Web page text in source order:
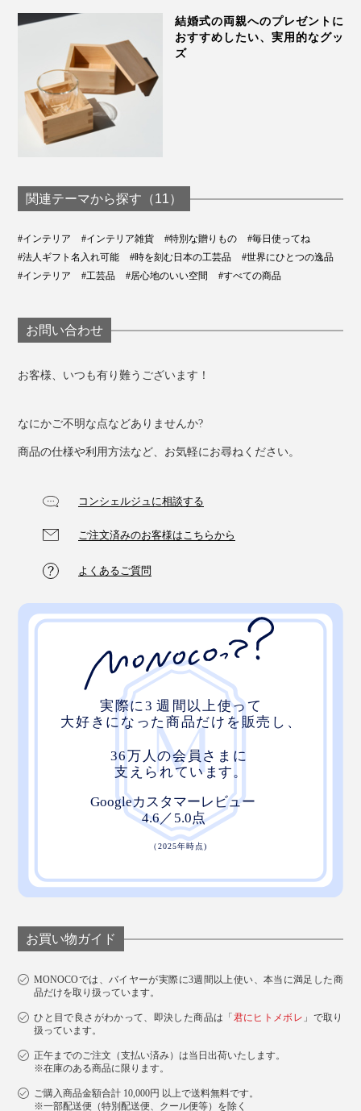
結婚式の両親へのプレゼントに
おすすめしたい、実用的なグッ
ズ
関連テーマから探す（11）
#インテリア #インテリア雑貨 #特別な贈りもの
#毎日使ってね
#法人ギフト名入れ可能
#時を刻む日本の工芸品
#世界にひとつの逸品
#インテリア
#工芸品 #居心地のいい空間 #すべての商品
お問い合わせ
お客様、いつも有り難うございます！
なにかご不明な点などありませんか?
商品の仕様や利用方法など、お気軽にお尋ねください。
コンシェルジュに相談する
ご注文済みのお客様はこちらから
よくあるご質問
お買い物ガイド
MONOCOでは、バイヤーが実際に3週間以上使い、本当に満足した商
品だけを取り扱っています。
ひと目で良さがわかって、即決した商品は「 君にヒトメボレ 」で取り
扱っています。
正午までのご注文（支払い済み）は当日出荷いたします。
※在庫のある商品に限ります。
ご購入商品金額合計 10,000円 以上で送料無料です。
※一部配送便（特別配送便、クール便等）を除く